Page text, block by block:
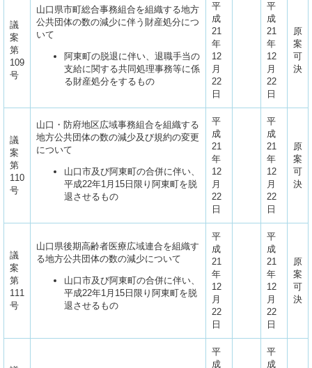
議
案
第
109
号
山口県市町総合事務組合を組織する地方
公共団体の数の減少に伴う財産処分につ
いて
阿東町の脱退に伴い、退職手当の
支給に関する共同処理事務等に係
る財産処分をするもの
平
成
21
年
12
月
22
日
平
成
21
年
12
月
22
日
原
案
可
決
議
案
第
110
号
山口・防府地区広域事務組合を組織する
地方公共団体の数の減少及び規約の変更
について
山口市及び阿東町の合併に伴い、
平成22年1月15日限り阿東町を脱
退させるもの
平
成
21
年
12
月
22
日
平
成
21
年
12
月
22
日
原
案
可
決
議
案
第
111
号
山口県後期高齢者医療広域連合を組織す
る地方公共団体の数の減少について
山口市及び阿東町の合併に伴い、
平成22年1月15日限り阿東町を脱
退させるもの
平
成
21
年
12
月
22
日
平
成
21
年
12
月
22
日
原
案
可
決
平
成
平
成